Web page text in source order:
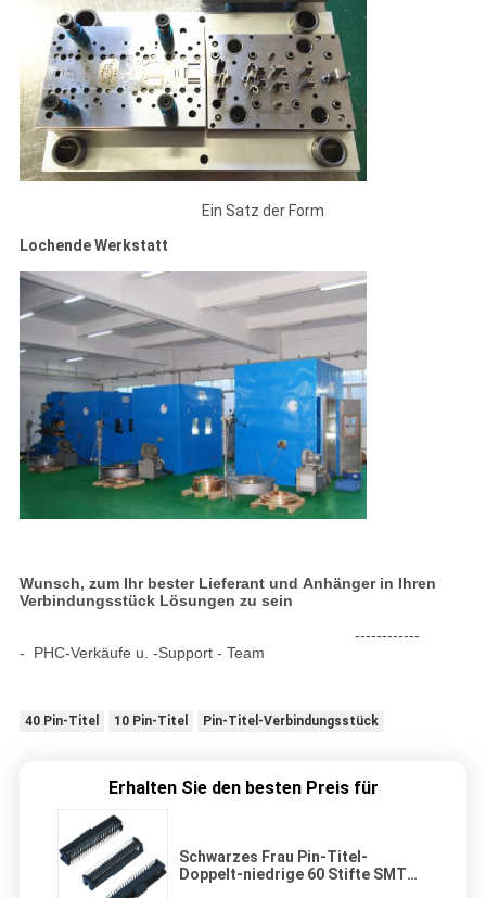
Ein Satz der Form
Lochende Werkstatt
Wunsch, zum Ihr bester Lieferant und Anhänger in Ihren
Verbindungsstück Lösungen zu sein
------------
- PHC-Verkäufe u. -Support - Team
40 Pin-Titel 10 Pin-Titel Pin-Titel-Verbindungsstück
Erhalten Sie den besten Preis für
Schwarzes Frau Pin-Titel-
Doppelt-niedrige 60 Stifte SMT